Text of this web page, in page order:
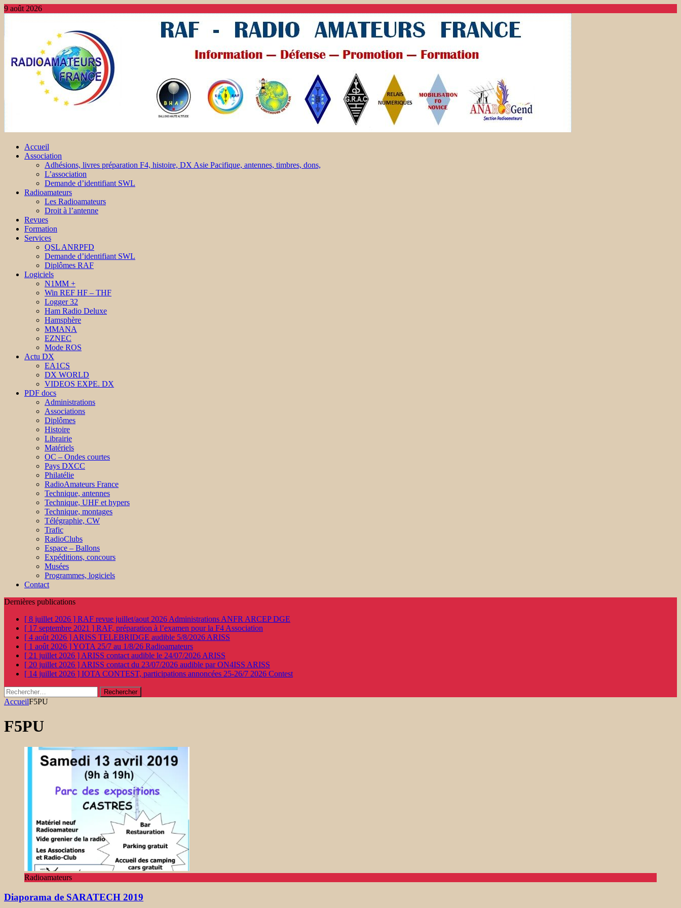
9 août 2026
Accueil
Association
Adhésions, livres préparation F4, histoire, DX Asie Pacifique, antennes, timbres, dons,
L’association
Demande d’identifiant SWL
Radioamateurs
Les Radioamateurs
Droit à l’antenne
Revues
Formation
Services
QSL ANRPFD
Demande d’identifiant SWL
Diplômes RAF
Logiciels
N1MM +
Win REF HF – THF
Logger 32
Ham Radio Deluxe
Hamsphère
MMANA
EZNEC
Mode ROS
Actu DX
EA1CS
DX WORLD
VIDEOS EXPE. DX
PDF docs
Administrations
Associations
Diplômes
Histoire
Librairie
Matériels
OC – Ondes courtes
Pays DXCC
Philatélie
RadioAmateurs France
Technique, antennes
Technique, UHF et hypers
Technique, montages
Télégraphie, CW
Trafic
RadioClubs
Espace – Ballons
Expéditions, concours
Musées
Programmes, logiciels
Contact
Dernières publications
[ 8 juillet 2026 ] RAF revue juillet/aout 2026 Administrations ANFR ARCEP DGE
[ 17 septembre 2021 ] RAF, préparation à l’examen pour la F4 Association
[ 4 août 2026 ] ARISS TELEBRIDGE audible 5/8/2026 ARISS
[ 1 août 2026 ]YOTA 25/7 au 1/8/26 Radioamateurs
[ 21 juillet 2026 ] ARISS contact audible le 24/07/2026 ARISS
[ 20 juillet 2026 ] ARISS contact du 23/07/2026 audible par ON4ISS ARISS
[ 14 juillet 2026 ] IOTA CONTEST, participations annoncées 25-26/7 2026 Contest
Rechercher :
AccueilF5PU
F5PU
Radioamateurs
Diaporama de SARATECH 2019